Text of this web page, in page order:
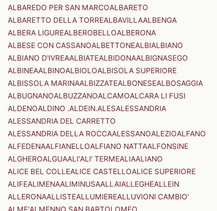
ALBAREDO PER SAN MARCOALBARETO
ALBARETTO DELLA TORREALBAVILLAALBENGA
ALBERA LIGUREALBEROBELLOALBERONA
ALBESE CON CASSANOALBETTONEALBIALBIANO
ALBIANO D'IVREAALBIATEALBIDONAALBIGNASEGO
ALBINEAALBINOALBIOLOALBISOLA SUPERIORE
ALBISSOLA MARINAALBIZZATEALBONESEALBOSAGGIA
ALBUGNANOALBUZZANOALCAMOALCARA LI FUSI
ALDENOALDINO .ALDEIN.ALESALESSANDRIA
ALESSANDRIA DEL CARRETTO
ALESSANDRIA DELLA ROCCAALESSANOALEZIOALFANO
ALFEDENAALFIANELLOALFIANO NATTAALFONSINE
ALGHEROALGUAALI'ALI' TERMEALIAALIANO
ALICE BEL COLLEALICE CASTELLOALICE SUPERIORE
ALIFEALIMENAALIMINUSAALLAIALLEGHEALLEIN
ALLERONAALLISTEALLUMIEREALLUVIONI CAMBIO'